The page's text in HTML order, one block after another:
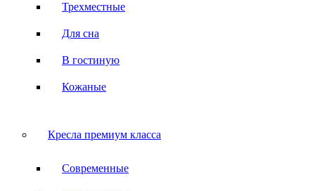
Трехместные
Для сна
В гостиную
Кожаные
Кресла премиум класса
Современные